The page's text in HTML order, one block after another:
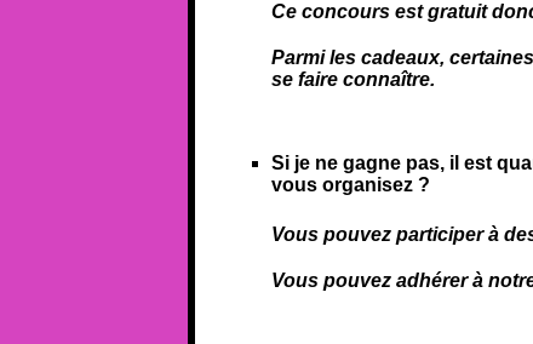
Ce concours est gratuit
Parmi les cadeaux,
se faire connaître.
Si je ne gagne pas, il est
vous organisez ?
Vous pouvez participer à
Vous pouvez adhérer à